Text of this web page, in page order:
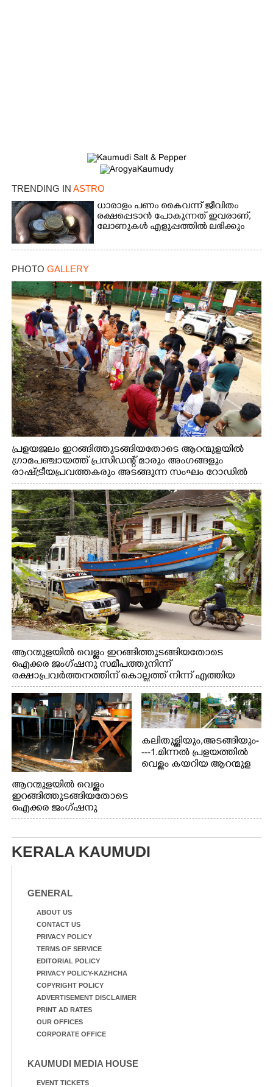
TRENDING IN ASTRO
ധാരാളം പണം കൈവന്ന് ജീവിതം
രക്ഷപ്പെടാൻ പോകുന്നത് ഇവരാണ്,
ലോണുകൾ എളുപ്പത്തിൽ ലഭിക്കും
PHOTO GALLERY
പ്രളയജലം ഇറങ്ങിത്തുടങ്ങിയതോടെ ആറന്മുളയിൽ
ഗ്രാമപഞ്ചായത്ത് പ്രസിഡന്റ് മാരും അംഗങ്ങളും
രാഷ്ട്രീയപ്രവത്തകരും അടങ്ങുന്ന സംഘം റോഡിൽ
അടിഞ്ഞ് കൂടിയ ചെളിയും മണ്ണും മറ്റ് മാലിന്യങ്ങളും
നീക്കം ചെയ്യുന്നു.
ആറന്മുളയിൽ വെള്ളം ഇറങ്ങിത്തുടങ്ങിയതോടെ
ഐക്കര ജംഗ്ഷനു സമീപത്തുനിന്ന്
രക്ഷാപ്രവർത്തനത്തിന് കൊല്ലത്ത് നിന്ന് എത്തിയ
ബോട്ടുകൾ തിരികെക്കൊണ്ടുപോകുന്നു.
ആറന്മുളയിൽ വെള്ളം
ഇറങ്ങിത്തുടങ്ങിയതോടെ
ഐക്കര ജംഗ്ഷനു
സമീപം ആറന്മുള
ആറന്മുള തട്ടുകട കഴുകി
വൃത്തിയാക്കുന്നു.
കലിതുള്ളിയും,അടങ്ങിയും-
---1.മിന്നൽ പ്രളയത്തിൽ
വെള്ളം കയറിയ ആറന്മുള
ഇറങ്ങിപ്പോൾ
കാഴ്ച.രക്ഷാപ്രവർത്തന
ത്തിന് ഓച്ചിറ അഴിക്കലിൽ
KERALA KAUMUDI
GENERAL
ABOUT US
CONTACT US
PRIVACY POLICY
TERMS OF SERVICE
EDITORIAL POLICY
PRIVACY POLICY-KAZHCHA
COPYRIGHT POLICY
ADVERTISEMENT DISCLAIMER
PRINT AD RATES
OUR OFFICES
CORPORATE OFFICE
KAUMUDI MEDIA HOUSE
EVENT TICKETS